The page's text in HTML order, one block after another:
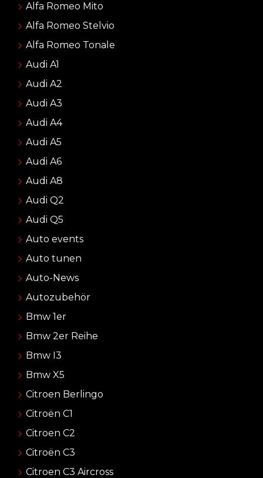
Alfa Romeo Mito
Alfa Romeo Stelvio
Alfa Romeo Tonale
Audi A1
Audi A2
Audi A3
Audi A4
Audi A5
Audi A6
Audi A8
Audi Q2
Audi Q5
Auto events
Auto tunen
Auto-News
Autozubehör
Bmw 1er
Bmw 2er Reihe
Bmw I3
Bmw X5
Citroen Berlingo
Citroën C1
Citroen C2
Citroën C3
Citroen C3 Aircross